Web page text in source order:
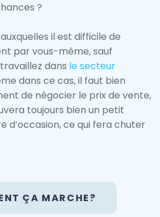
?
il est difficile de
par vous-même, sauf
dans le secteur
dans ce cas, il faut bien
de négocier le prix de vente,
toujours bien un petit
d’occasion, ce qui fera chuter
ÇA MARCHE?